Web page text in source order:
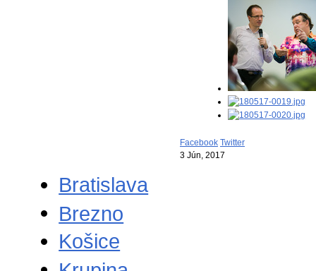
Facebook Twitter
3 Jún, 2017
Bratislava
Brezno
Košice